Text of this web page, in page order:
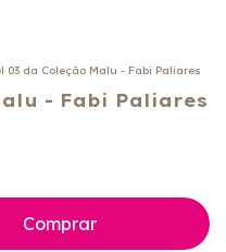
03 da Coleção Malu - Fabi Paliares
- Fabi Paliares